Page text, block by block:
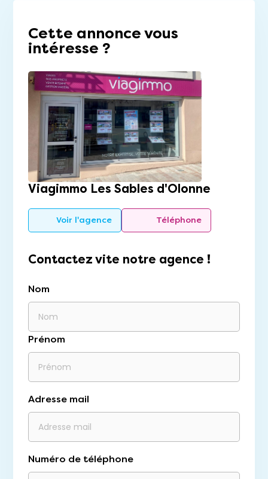
Cette annonce vous
intéresse ?
Viagimmo Les Sables d'Olonne
Voir l'agence Téléphone
Contactez vite notre agence !
Nom
Prénom
Adresse mail
Numéro de téléphone